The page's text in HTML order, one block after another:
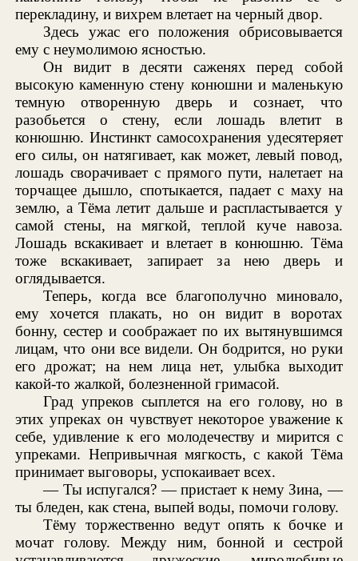
перекладину, и вихрем влетает на черный двор.
Здесь ужас его положения обрисовывается
ему с неумолимою ясностью.
Он видит в десяти саженях перед собой
высокую каменную стену конюшни и маленькую
темную отворенную дверь и сознает, что
разобьется о стену, если лошадь влетит в
конюшню. Инстинкт самосохранения удесятеряет
его силы, он натягивает, как может, левый повод,
лошадь сворачивает с прямого пути, налетает на
торчащее дышло, спотыкается, падает с маху на
землю, а Тёма летит дальше и распластывается у
самой стены, на мягкой, теплой куче навоза.
Лошадь вскакивает и влетает в конюшню. Тёма
тоже вскакивает, запирает за нею дверь и
оглядывается.
Теперь, когда все благополучно миновало,
ему хочется плакать, но он видит в воротах
бонну, сестер и соображает по их вытянувшимся
лицам, что они все видели. Он бодрится, но руки
его дрожат; на нем лица нет, улыбка выходит
какой-то жалкой, болезненной гримасой.
Град упреков сыплется на его голову, но в
этих упреках он чувствует некоторое уважение к
себе, удивление к его молодечеству и мирится с
упреками. Непривычная мягкость, с какой Тёма
принимает выговоры, успокаивает всех.
— Ты испугался? — пристает к нему Зина, —
ты бледен, как стена, выпей воды, помочи голову.
Тёму торжественно ведут опять к бочке и
мочат голову. Между ним, бонной и сестрой